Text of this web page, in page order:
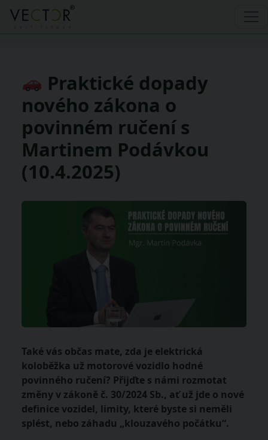
Praktické dopady
nového zákona o
povinném ručení s
Martinem Podávkou
(10.4.2025)
Také vás občas mate, zda je elektrická
koloběžka už motorové vozidlo hodné
povinného ručení? Přijďte s námi rozmotat
změny v zákoně č. 30/2024 Sb., ať už jde o nové
definice vozidel, limity, které byste si neměli
splést, nebo záhadu „klouzavého počátku“.